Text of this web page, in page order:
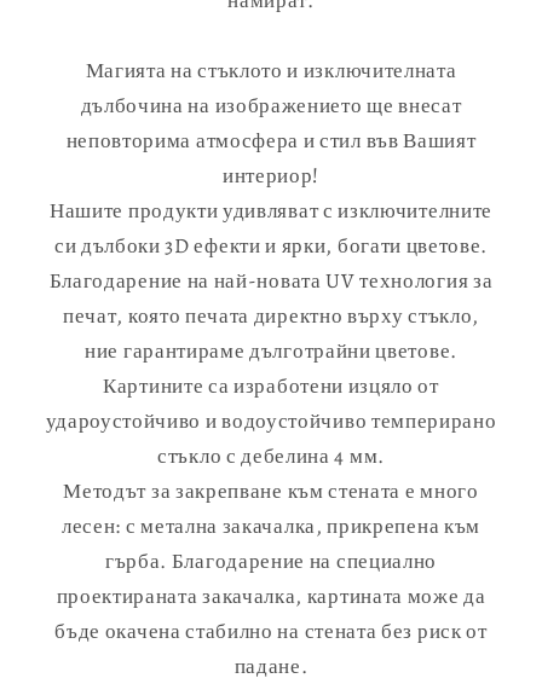
Магията на стъклото и изключителната
дълбочина на изображението ще внесат
неповторима атмосфера и стил във Вашият
интериор!
Нашите продукти удивляват с изключителните
си дълбоки 3D ефекти и ярки, богати цветове.
Благодарение на най-новата UV технология за
печат, която печата директно върху стъкло,
ние гарантираме дълготрайни цветове.
Картините са изработени изцяло от
удароустойчиво и водоустойчиво темперирано
стъкло с дебелина 4 мм.
Методът за закрепване към стената е много
лесен: с метална закачалка, прикрепена към
гърба. Благодарение на специално
проектираната закачалка, картината може да
бъде окачена стабилно на стената без риск от
падане.